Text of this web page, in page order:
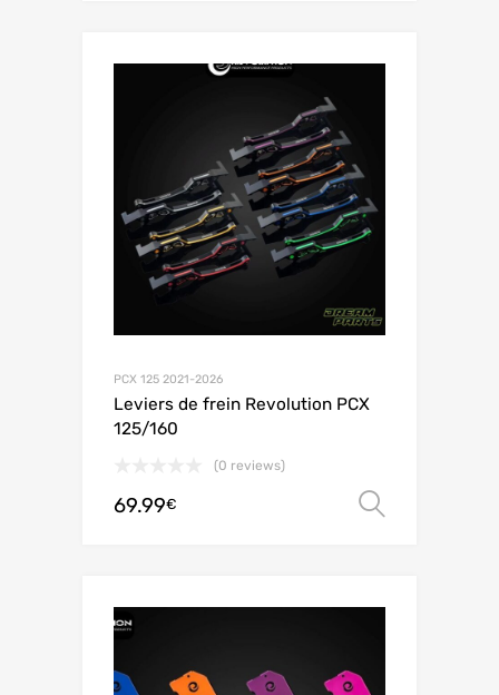
PCX 125 2021-2026
Leviers de frein Revolution PCX
125/160
(0 reviews)
69.99€